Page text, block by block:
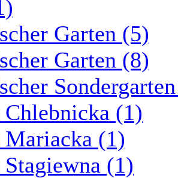
Garten (5)
Garten (8)
Chlebnicka (1)
Mariacka (1)
(1)